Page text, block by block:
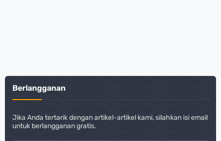
Berlangganan
Jika Anda tertarik dengan artikel-artikel kami, silahkan isi email
untuk berlangganan gratis.